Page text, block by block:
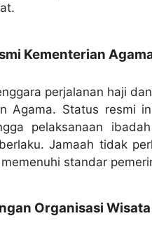
Kementerian
perjalanan haji
Agama. Status resmi
pelaksanaan
Jamaah tidak
standar
Organisasi